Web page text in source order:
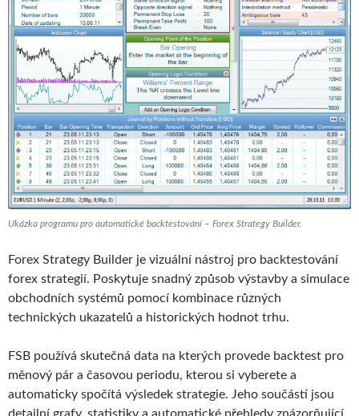
Ukázka programu pro automatické backtestování – Forex Strategy Builder.
Forex Strategy Builder je vizuální nástroj pro backtestování
forex strategií. Poskytuje snadný způsob výstavby a simulace
obchodních systémů pomocí kombinace různých
technických ukazatelů a historických hodnot trhu.
FSB používá skutečná data na kterých provede backtest pro
měnový pár a časovou periodu, kterou si vyberete a
automaticky spočítá výsledek strategie. Jeho součástí jsou
detailní grafy, statistiky a automatické přehledy znázorňující